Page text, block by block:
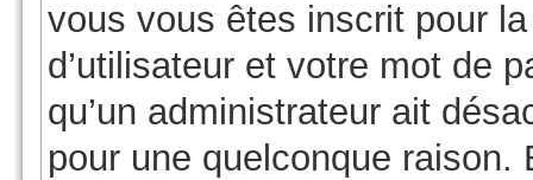
vous vous êtes inscrit pour
d’utilisateur et votre mot de
qu’un administrateur ait
pour une quelconque